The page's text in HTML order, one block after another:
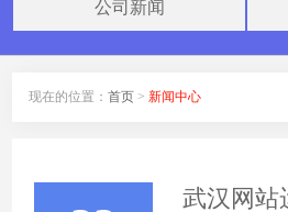
公司新闻
现在的位置：首页 >新闻中心